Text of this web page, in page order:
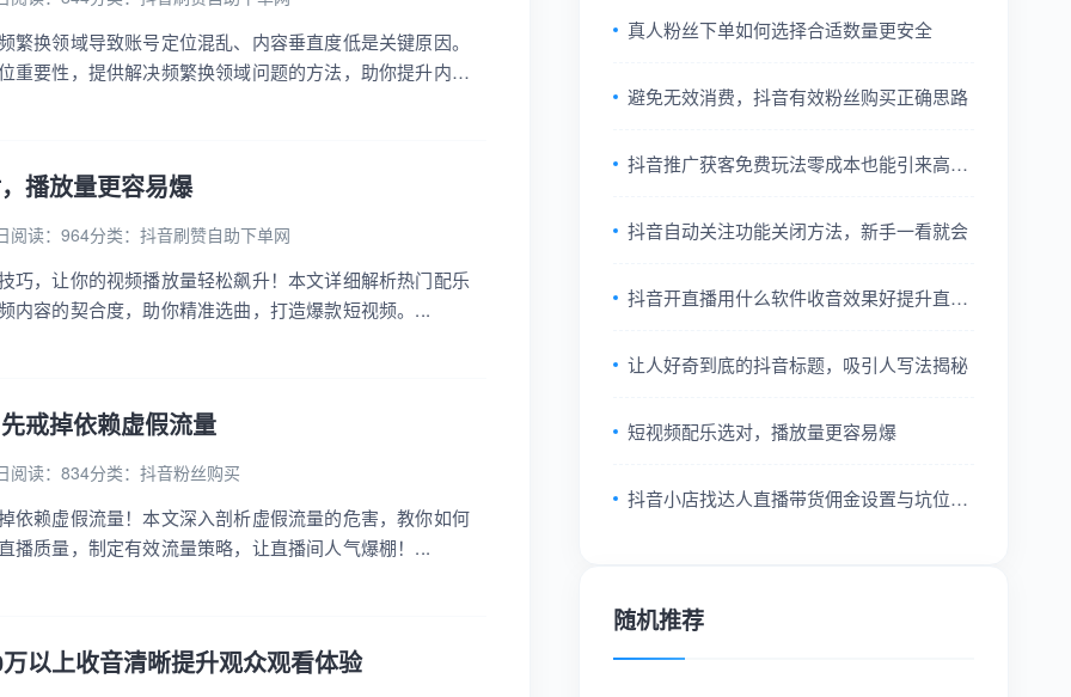
繁换领域导致账号定位混乱、内容垂直度低是关键原因。
重要性，提供解决频繁换领域问题的方法，助你提升内容
播放量更容易爆
阅读：964分类： 抖音刷赞自助下单网
巧，让你的视频播放量轻松飙升！本文详细解析热门配乐
内容的契合度，助你精准选曲，打造爆款短视频。...
戒掉依赖虚假流量
阅读：834分类： 抖音粉丝购买
依赖虚假流量！本文深入剖析虚假流量的危害，教你如何
播质量，制定有效流量策略，让直播间人气爆棚！...
以上收音清晰提升观众观看体验
真人粉丝下单如何选择合适数量更安全
避免无效消费，抖音有效粉丝购买正确思路
抖音推广获客免费玩法零成本也能引来高质
抖音自动关注功能关闭方法，新手一看就会
抖音开直播用什么软件收音效果好提升直播
让人好奇到底的抖音标题，吸引人写法揭秘
短视频配乐选对，播放量更容易爆
抖音小店找达人直播带货佣金设置与坑位费
随机推荐